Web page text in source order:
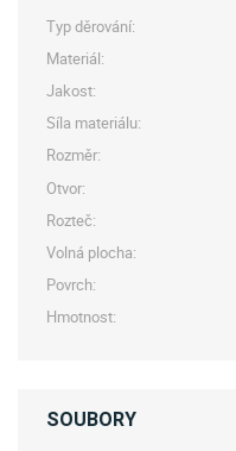
Typ děrování:
Materiál:
Jakost:
Síla materiálu:
Rozměr:
Otvor:
Rozteč:
Volná plocha:
Povrch:
Hmotnost:
SOUBORY